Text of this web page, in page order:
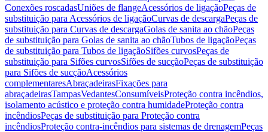
Conexões roscadasUniões de flangeAcessórios de ligaçãoPeças de
substituição para Acessórios de ligaçãoCurvas de descargaPeças de
substituição para Curvas de descargaGolas de sanita ao chãoPeças
de substituição para Golas de sanita ao chãoTubos de ligaçãoPeças
de substituição para Tubos de ligaçãoSifões curvosPeças de
substituição para Sifões curvosSifões de sucçãoPeças de substituição
para Sifões de sucçãoAcessórios
complementaresAbraçadeirasFixações para
abraçadeirasTampasVedantesConsumíveisProteção contra incêndios,
isolamento acústico e proteção contra humidadeProteção contra
incêndiosPeças de substituição para Proteção contra
incêndiosProteção contra-incêndios para sistemas de drenagemPeças